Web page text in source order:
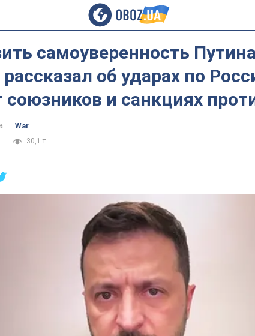
самоуверенность
об ударах по
и санкциях
War
30,1 т.